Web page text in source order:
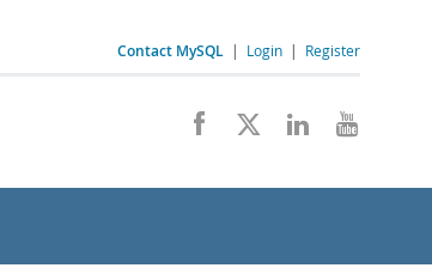
Contact MySQL | Login | Register